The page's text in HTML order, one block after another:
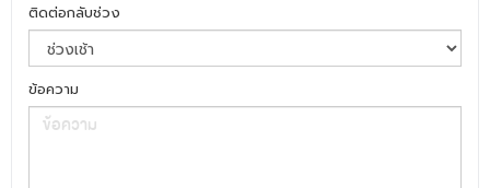
ติดต่อกลับช่วง
ข้อความ